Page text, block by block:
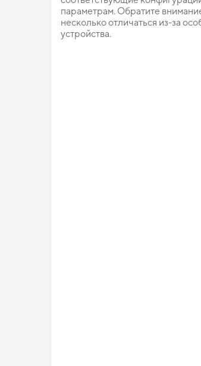
параметрам. Обратите
несколько отличаться из-за
устройства.